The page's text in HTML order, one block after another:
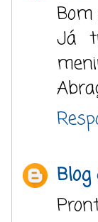
Já
Blog